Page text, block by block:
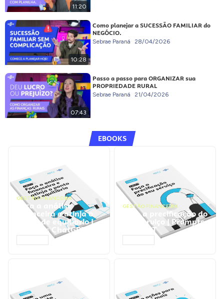
11:20
10:28
Como planejar a SUCESSÃO FAMILIAR do
NEGÓCIO.
Sebrae Paraná 28/04/2026
07:43
Passo a passo para ORGANIZAR sua
PROPRIEDADE RURAL
Sebrae Paraná 21/04/2026
EBOOKS
GESTÃO FINANCEIRA
Faça a análise
financeira e atinja o
ponto de equilíbrio |
Prompts ChatGPT
GESTÃO FINANCEIRA
Faça a precificação do
seu serviço | Prompts
ChatGPT